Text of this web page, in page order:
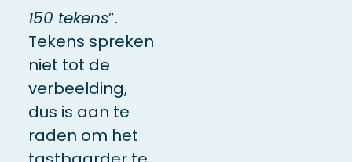
150 tekens”.
Tekens spreken
niet tot de
verbeelding,
dus is aan te
raden om het